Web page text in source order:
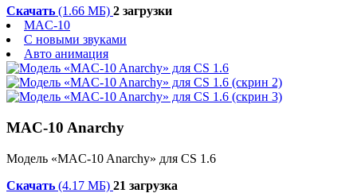
Скачать (1.66 МБ) 2 загрузки
MAC-10
С новыми звуками
Авто анимация
MAC-10 Anarchy
Модель «MAC-10 Anarchy» для CS 1.6
Скачать (4.17 МБ) 21 загрузка